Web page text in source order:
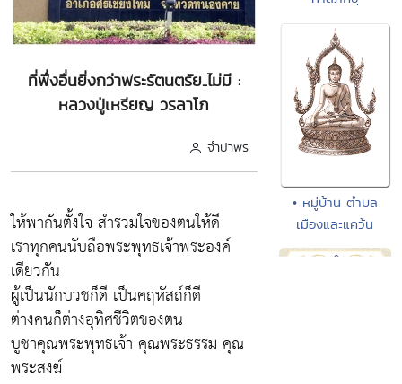
ที่พึ่งอื่นยิ่งกว่าพระรัตนตรัย..ไม่มี :
หลวงปู่เหรียญ วรลาโภ
จำปาพร
ให้พากันตั้งใจ สำรวมใจของตนให้ดี
เราทุกคนนับถือพระพุทธเจ้าพระองค์
เดียวกัน
ผู้เป็นนักบวชก็ดี เป็นคฤหัสถ์ก็ดี
ต่างคนก็ต่างอุทิศชีวิตของตน
บูชาคุณพระพุทธเจ้า คุณพระธรรม คุณ
พระสงฆ์
• หมู่บ้าน ตำบล
เมืองและแคว้น